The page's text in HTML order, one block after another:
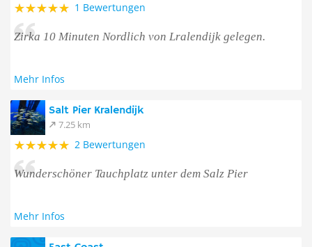
1 Bewertungen
Zirka 10 Minuten Nordlich von Lralendijk gelegen.
Mehr Infos
Salt Pier Kralendijk
7.25 km
2 Bewertungen
Wunderschöner Tauchplatz unter dem Salz Pier
Mehr Infos